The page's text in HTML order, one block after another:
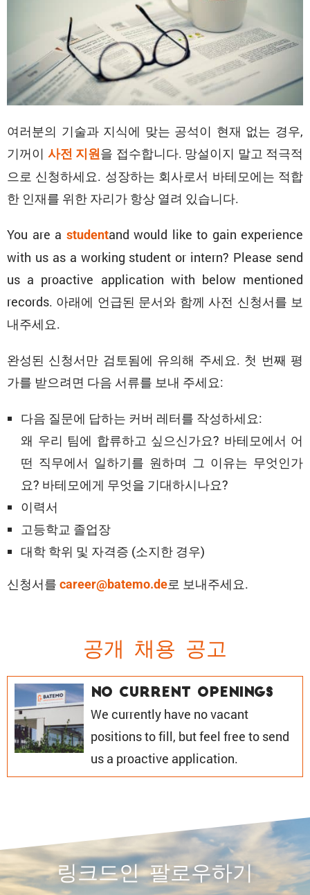
여러분의 기술과 지식에 맞는 공석이 현재 없는 경우,
기꺼이 사전 지원을 접수합니다. 망설이지 말고 적극적
으로 신청하세요. 성장하는 회사로서 바테모에는 적합
한 인재를 위한 자리가 항상 열려 있습니다.
You are a studentand would like to gain experience
with us as a working student or intern? Please send
us a proactive application with below mentioned
records. 아래에 언급된 문서와 함께 사전 신청서를 보
내주세요.
완성된 신청서만 검토됨에 유의해 주세요. 첫 번째 평
가를 받으려면 다음 서류를 보내 주세요:
다음 질문에 답하는 커버 레터를 작성하세요:
왜 우리 팀에 합류하고 싶으신가요? 바테모에서 어
떤 직무에서 일하기를 원하며 그 이유는 무엇인가
요? 바테모에게 무엇을 기대하시나요?
이력서
고등학교 졸업장
대학 학위 및 자격증 (소지한 경우)
신청서를 career@batemo.de로 보내주세요.
공개 채용 공고
No current openings
We currently have no vacant
positions to fill, but feel free to send
us a proactive application.
링크드인 팔로우하기